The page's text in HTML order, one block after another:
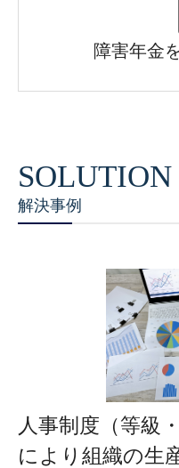
障害年金
解決事例
人事制度（等級
により組織の生